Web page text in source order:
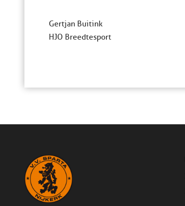
Gertjan Buitink
HJO Breedtesport